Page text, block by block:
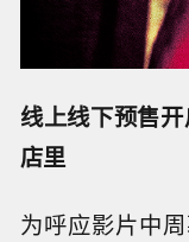
线上线下预售
店里
为呼应影片中